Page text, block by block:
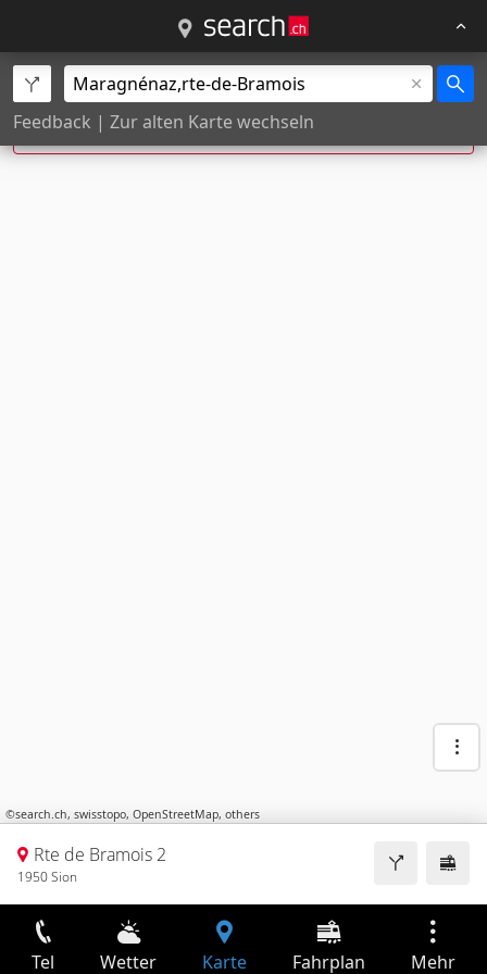
Feedback | Zur alten Karte wechseln
Rte de Bramois 2, Maragnénaz wurde zuRte de
Bramois 2,Sionkorrigiert.
©search.ch, swisstopo, OpenStreetMap, others
Rte de Bramois 2
1950 Sion
Tel Wetter Karte Fahrplan Mehr